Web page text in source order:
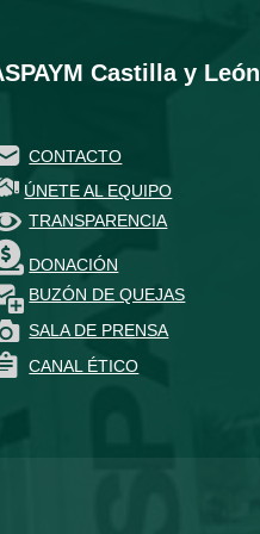
Castilla y León
CONTACTO
ÚNETE AL EQUIPO
TRANSPARENCIA
DONACIÓN
BUZÓN DE QUEJAS
SALA DE PRENSA
CANAL ÉTICO